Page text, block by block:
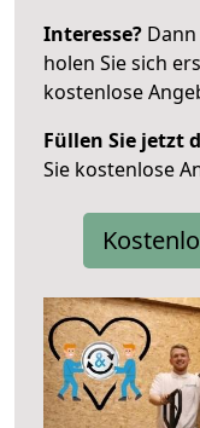
Interesse?
holen Sie sich
kostenlose
Füllen Sie jetzt
Sie kostenlose